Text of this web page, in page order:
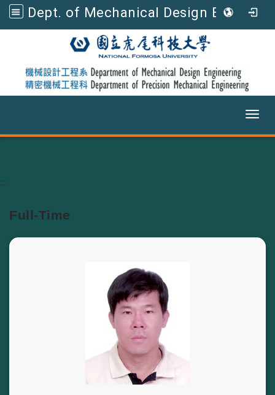
Dept. of Mechanical Design Engineering, NFU
:::
Full-Time